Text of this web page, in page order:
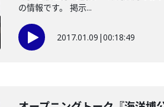
の情報です。 掲示...
2017.01.09 |00:18:49